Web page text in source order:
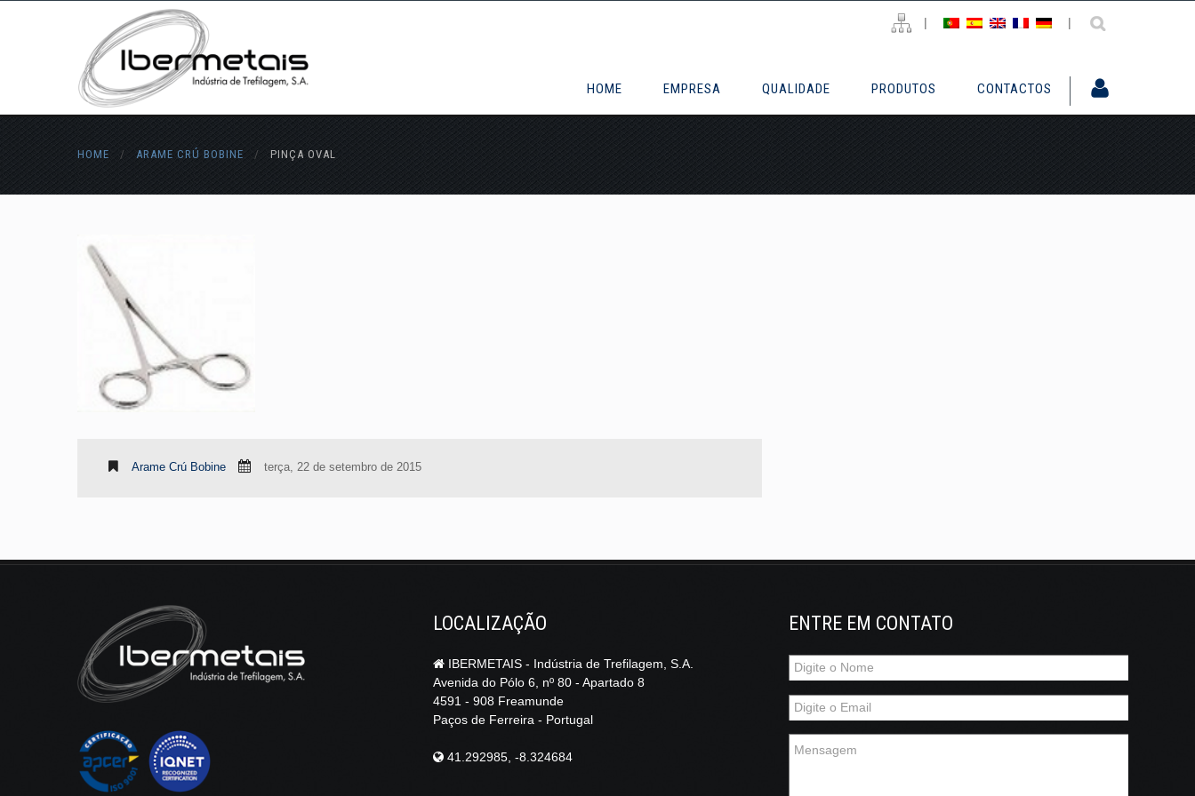
| |
HOME EMPRESA QUALIDADE PRODUTOS CONTACTOS
HOME / ARAME CRÚ BOBINE / PINÇA OVAL
Arame Crú Bobine terça, 22 de setembro de 2015
LOCALIZAÇÃO
IBERMETAIS - Indústria de Trefilagem, S.A.
Avenida do Pólo 6, nº 80 - Apartado 8
4591 - 908 Freamunde
Paços de Ferreira - Portugal
41.292985, -8.324684
ENTRE EM CONTATO